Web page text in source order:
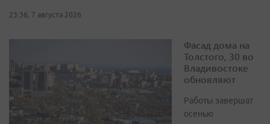
23:36, 7 августа 2026
Фасад дома на
Толстого, 30 во
Владивостоке
обновляют
Работы завершат
осенью